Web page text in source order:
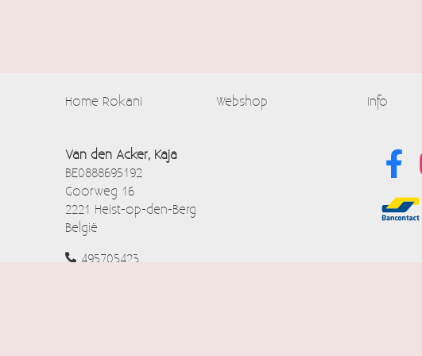
Home Rokani Webshop Info
Van den Acker, Kaja
BE0888695192
Goorweg 16
2221 Heist-op-den-Berg
België
495705423